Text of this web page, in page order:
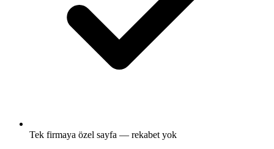
Tek firmaya özel sayfa — rekabet yok